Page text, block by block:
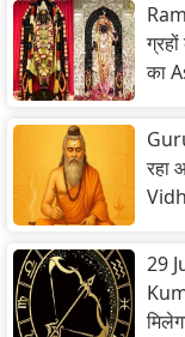
का
रहा
29